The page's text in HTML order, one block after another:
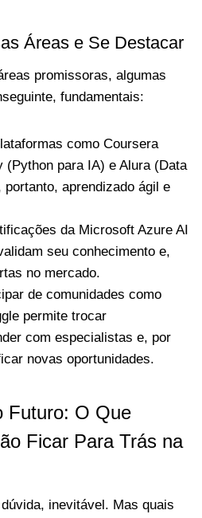
Áreas e Se Destacar
promissoras, algumas
fundamentais:
como Coursera
(Python para IA) e Alura (Data
aprendizado ágil e
da Microsoft Azure AI
seu conhecimento e,
no mercado.
de comunidades como
permite trocar
com especialistas e, por
novas oportunidades.
Futuro: O Que
Ficar Para Trás na
inevitável. Mas quais